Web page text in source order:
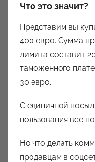
Что это значит?
Представим вы
400 евро. Сумма
лимита составит
таможенного
30 евро.
С единичной
пользования все
Но что делать
продавцам в